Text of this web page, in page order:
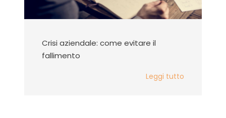
Crisi aziendale: come evitare il
fallimento
Leggi tutto